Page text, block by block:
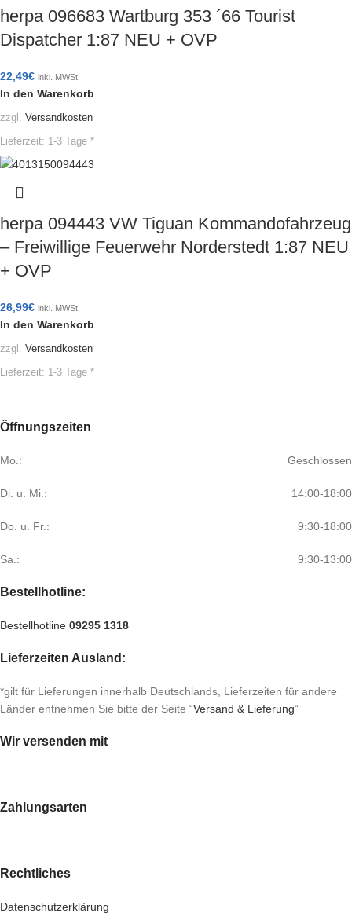
herpa 096683 Wartburg 353 ´66 Tourist
Dispatcher 1:87 NEU + OVP
22,49€ inkl. MWSt.
In den Warenkorb
zzgl. Versandkosten
Lieferzeit: 1-3 Tage *
herpa 094443 VW Tiguan Kommandofahrzeug
– Freiwillige Feuerwehr Norderstedt 1:87 NEU
+ OVP
26,99€ inkl. MWSt.
In den Warenkorb
zzgl. Versandkosten
Lieferzeit: 1-3 Tage *
Öffnungszeiten
Mo.: Geschlossen
Di. u. Mi.: 14:00-18:00
Do. u. Fr.: 9:30-18:00
Sa.: 9:30-13:00
Bestellhotline:
Bestellhotline 09295 1318
Lieferzeiten Ausland:
*gilt für Lieferungen innerhalb Deutschlands, Lieferzeiten für andere
Länder entnehmen Sie bitte der Seite “Versand & Lieferung“
Wir versenden mit
Zahlungsarten
Rechtliches
Datenschutzerklärung